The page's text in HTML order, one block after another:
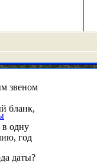
звеном
бланк,
в одну
год
даты?